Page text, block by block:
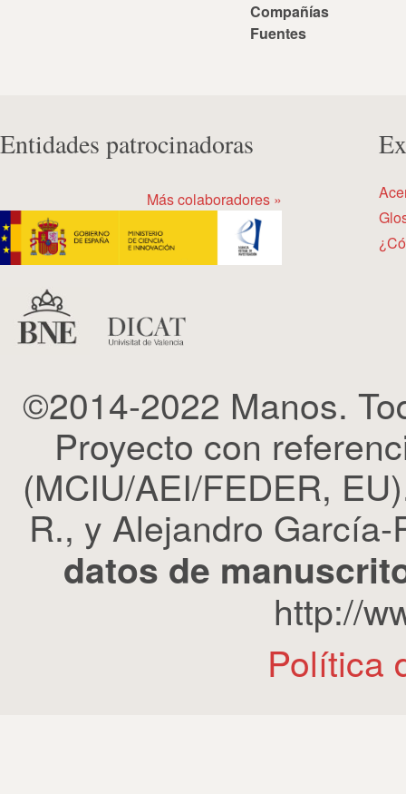
Compañías
Fuentes
Entidades patrocinadoras
Más colaboradores »
©2014-2022 Manos.
Proyecto con
(MCIU/AEI/FEDER,
R., y Alejandro
datos de
http://
Política